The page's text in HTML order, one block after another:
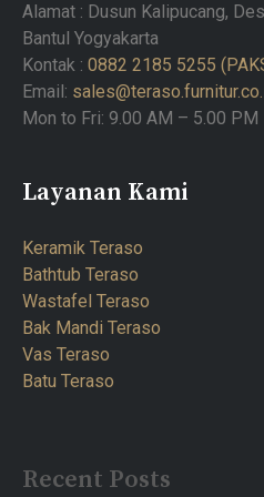
Alamat : Dusun Kalipucang,
Bantul Yogyakarta
Kontak : 0882 2185 5255
Email:
Mon to Fri: 9.00 AM – 5.00 PM
Layanan Kami
Keramik Teraso
Bathtub Teraso
Wastafel Teraso
Bak Mandi Teraso
Vas Teraso
Batu Teraso
Recent Posts